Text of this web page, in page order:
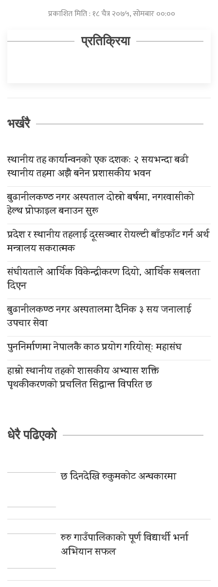
प्रकाशित मिति : १८ चैत्र २०७५, सोमबार ००:००
प्रतिक्रिया
भर्खरै
स्थानीय तह कार्यान्वनको एक दशकः २ सयभन्दा बढी
स्थानीय तहमा अझै बनेन प्रशासकीय भवन
बुढानीलकण्ठ नगर अस्पताल दोस्रो बर्षमा, नगरवासीको
हेल्थ प्रोफाइल बनाउन सुरू
प्रदेश र स्थानीय तहलाई दूरसञ्चार रोयल्टी बाँडफाँट गर्न अर्थ
मन्त्रालय सकरात्मक
संघीयताले आर्थिक विकेन्द्रीकरण दियो, आर्थिक सबलता
दिएन
बुढानीलकण्ठ नगर अस्पतालमा दैनिक ३ सय जनालाई
उपचार सेवा
पुननिर्माणमा नेपालकै काठ प्रयोग गरियोस्ः महासंघ
हाम्रो स्थानीय तहको शासकीय अभ्यास शक्ति
पृथकीकरणको प्रचलित सिद्धान्त विपरित छ
धेरै पढिएको
छ दिनदेखि रुकुमकोट अन्धकारमा
रुरु गाउँपालिकाको पूर्ण विद्यार्थी भर्ना
अभियान सफल